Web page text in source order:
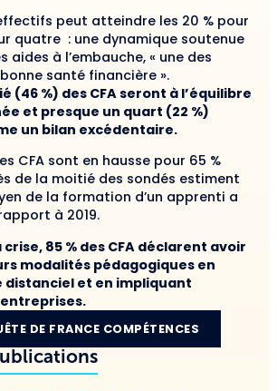
peut atteindre les 20 % pour
quatre : une dynamique soutenue
aides à l’embauche, « une des
santé financière ».
(46 %) des CFA seront à l’équilibre
et presque un quart (22 %)
un bilan excédentaire.
CFA sont en hausse pour 65 %
de la moitié des sondés estiment
de la formation d’un apprenti a
à 2019.
crise, 85 % des CFA déclarent avoir
modalités pédagogiques en
distanciel et en impliquant
DE FRANCE COMPÉTENCES